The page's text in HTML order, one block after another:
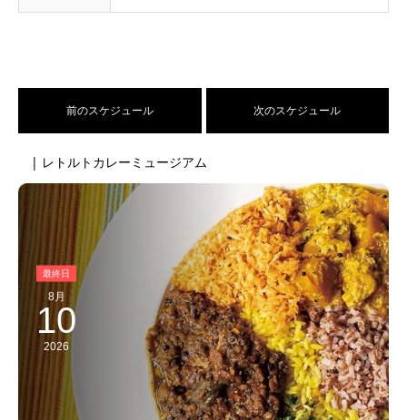
前のスケジュール 次のスケジュール
| レトルトカレーミュージアム
8月
10
2026